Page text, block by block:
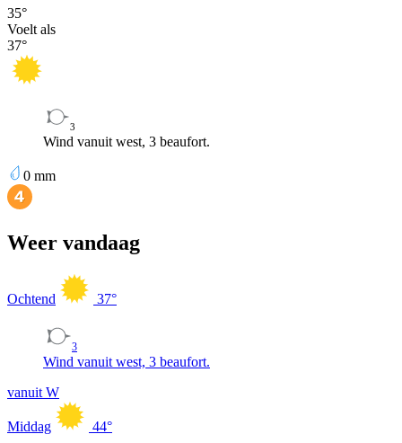
35°
Voelt als
37°
3
Wind vanuit west, 3 beaufort.
0 mm
Weer vandaag
Ochtend 37°
3
Wind vanuit west, 3 beaufort.
vanuit W
Middag 44°